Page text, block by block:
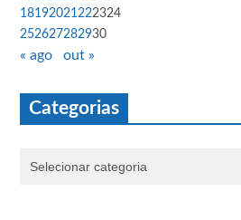
18192021 222324
252627282930
« ago out »
Categorias